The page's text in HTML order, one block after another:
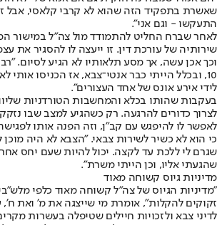
שאשרת בתפקיד הזה שהוא לא קרבי קלאסי, אבל
התעקשו - וגם אני".
לאחר שברח החליט להתמודד מול צה"ל במישור
שירותיה של עורכת דין. זו ייעצה לו להסגיר את
וכך אכן עשה, אך מסע תלאותיו לא הגיע לסיום.
10, ובכלל הייתי כבר אנטי־צבא, אז הכניסו אותי
לידי אירע אונס של אחד העצורים".
בעקבות שהותו בכלא והמחשבות הטורדניות
לצרוך כדורים להרגעה. רק כשהגיע למצב שבו
לאפשר לו להיפגש עם קב"ן, וזה הפנה אותו
כי הוא לא כשיר לשירות צבאי. "הצבא לא היה
שגרם לי ללכת עד לקצה. יכול להיות שעם יחס
שהגעתי אליו, וכן הייתי משרת".
מדיניות גיוס קשוחה מאוד
"מדיניות הגיוס של צה"ל קשוחה מאוד כלפי
זקוקים להקלות", אומרת מי שייצגה את מ' ואת ח',
לדיני צבא ולזכויות חיילים שטיפלה בעשרות